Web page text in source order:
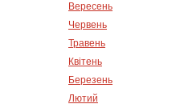
Вересень
Червень
Травень
Квітень
Березень
Лютий